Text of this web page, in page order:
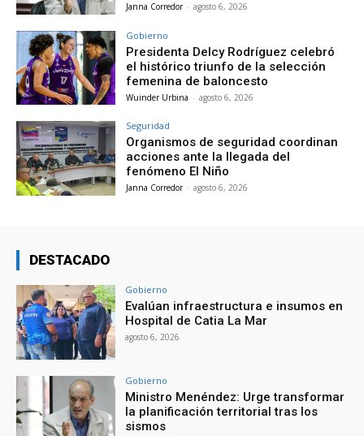
Janna Corredor - agosto 6, 2026
Gobierno
Presidenta Delcy Rodríguez celebró
el histórico triunfo de la selección
femenina de baloncesto
Wuinder Urbina - agosto 6, 2026
Seguridad
Organismos de seguridad coordinan
acciones ante la llegada del
fenómeno El Niño
Janna Corredor - agosto 6, 2026
DESTACADO
Gobierno
Evalúan infraestructura e insumos en
Hospital de Catia La Mar
agosto 6, 2026
Gobierno
Ministro Menéndez: Urge transformar
la planificación territorial tras los
sismos